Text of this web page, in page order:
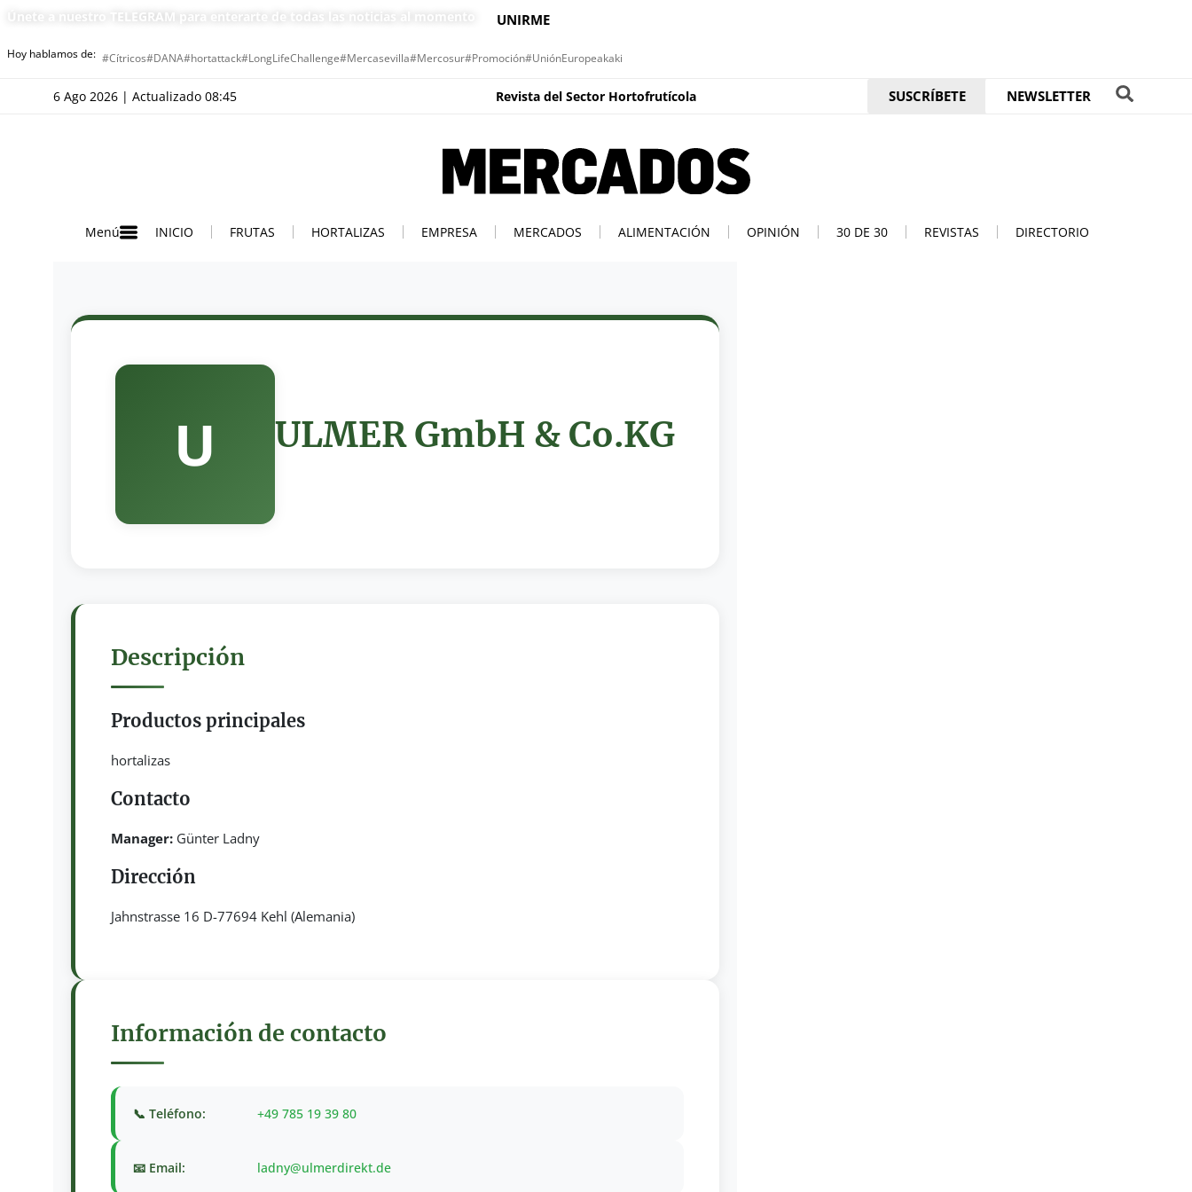
Únete a nuestro TELEGRAM para enterarte de todas las noticias al momento UNIRME
Hoy hablamos de: #Cítricos#DANA#hortattack#LongLifeChallenge#Mercasevilla#Mercosur#Promoción#UniónEuropeakaki
6 Ago 2026 | Actualizado 08:45 Revista del Sector Hortofrutícola SUSCRÍBETE NEWSLETTER
Menú INICIO FRUTAS HORTALIZAS EMPRESA MERCADOS ALIMENTACIÓN OPINIÓN 30 DE 30 REVISTAS DIRECTORIO
U ULMER GmbH & Co.KG
Descripción
Productos principales
hortalizas
Contacto
Manager: Günter Ladny
Dirección
Jahnstrasse 16 D-77694 Kehl (Alemania)
Información de contacto
📞 Teléfono: +49 785 19 39 80
📧 Email: ladny@ulmerdirekt.de